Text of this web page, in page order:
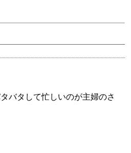
バタして忙しいのが主婦のさ